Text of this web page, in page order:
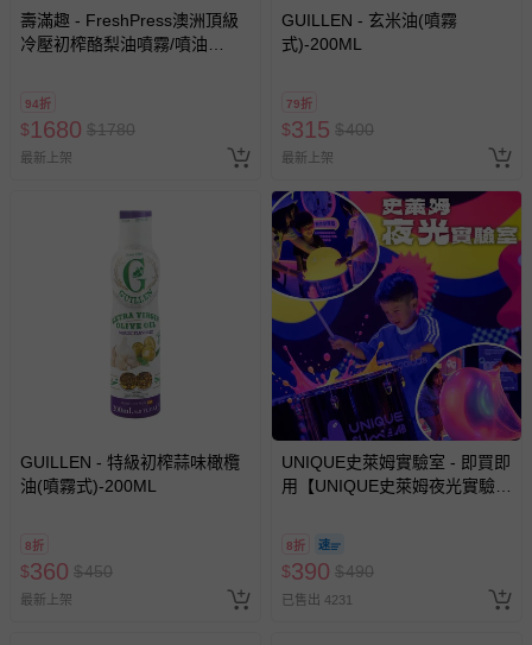
退換貨須知
並非試用期，您所退回的商品必須是未經使用的全新狀態，
包含完整包裝、配件、說明文件及贈品等。
如需退換貨，請於收到商品7天（含例假日內提出），如為
瑕疵退換貨所產生的運費，將由媽咪愛負責處理，若非瑕疵
退貨，您可至『查詢訂單』>『已出貨』中查詢該筆訂單，
並點選『我要退貨』即可進行申請。若有相關退貨問題，請
LINE@客服ID: @mamilove我們將依序為您處理
與服務，謝謝。
針對滿件折/滿額贈…等活動，如因部份退貨，而該訂單保
留商品未達活動門檻，將以原價計算，活動贈品亦需一併退
部分商品依據消費者保護法的規定，不適用七天鑑賞期/猶
易於腐敗、保存期限較短或解約時即將逾期（例如生鮮
商品、食品等）。
客製化商品（例如客製生日書、姓名貼等）。
壽滿趣 - FreshPress澳洲頂級
冷壓初榨酪梨油噴霧/噴油
94折
$1680 $1780
最新上架
GUILLEN - 玄米油(噴霧
式)-200ML
79折
$315 $400
最新上架
GUILLEN - 特級初榨蒜味橄欖
油(噴霧式)-200ML
8折
$360 $450
最新上架
UNIQUE史萊姆實驗室 - 即買即
用【UNIQUE史萊姆夜光實驗室
訂單編號兌換，逾期作廢) (大
人小孩均一價(3歲以上需購票))
8折
$390 $490
已售出 4231